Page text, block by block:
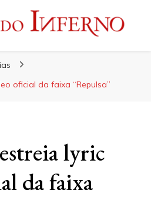
oficial da faixa “Repulsa”
lyric
da faixa